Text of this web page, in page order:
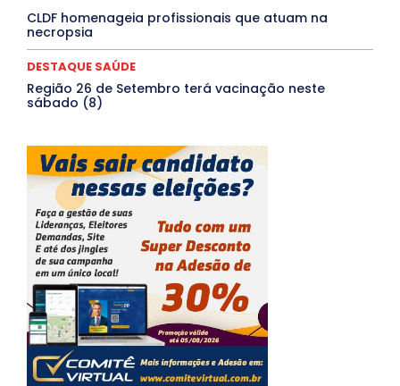
CLDF homenageia profissionais que atuam na
necropsia
DESTAQUE SAÚDE
Região 26 de Setembro terá vacinação neste
sábado (8)